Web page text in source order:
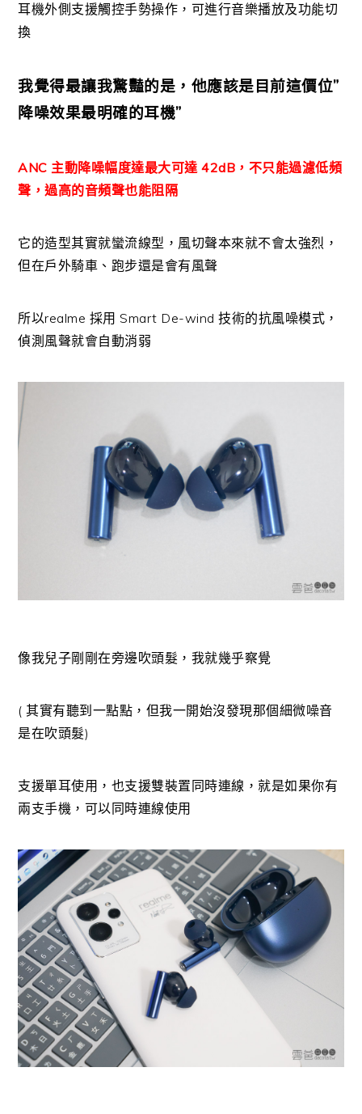
耳機外側支援觸控手勢操作，可進行音樂播放及功能切
換
我覺得最讓我驚豔的是，他應該是目前這價位”
降噪效果最明確的耳機”
ANC 主動降噪幅度達最大可達 42dB，不只能過濾低頻
聲，過高的音頻聲也能阻隔
它的造型其實就蠻流線型，風切聲本來就不會太強烈，
但在戶外騎車、跑步還是會有風聲
所以realme 採用 Smart De-wind 技術的抗風噪模式，
偵測風聲就會自動消弱
像我兒子剛剛在旁邊吹頭髮，我就幾乎察覺
( 其實有聽到一點點，但我一開始沒發現那個細微噪音
是在吹頭髮)
支援單耳使用，也支援雙裝置同時連線，就是如果你有
兩支手機，可以同時連線使用